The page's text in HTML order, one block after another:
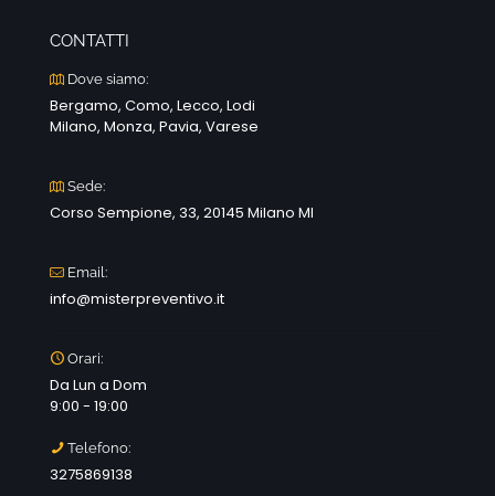
CONTATTI
Dove siamo:
Bergamo, Como, Lecco, Lodi
Milano, Monza, Pavia, Varese
Sede:
Corso Sempione, 33, 20145 Milano MI
Email:
info@misterpreventivo.it
Orari:
Da Lun a Dom
9:00 - 19:00
Telefono:
3275869138